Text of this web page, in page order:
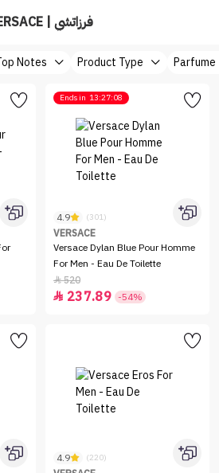
VERSACE | فرزاتشي
Notes Product Type Parfume
Ends in 13:27:08
4.9 (301)
VERSACE
Versace Dylan Blue Pour Homme
For Men - Eau De Toilette
520
 237.89 -54%
4.9 (220)